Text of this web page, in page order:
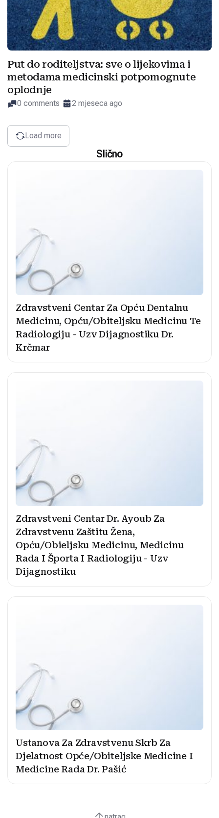
Put do roditeljstva: sve o lijekovima i
metodama medicinski potpomognute
oplodnje
0 comments 2 mjeseca ago
Load more
Slično
Zdravstveni Centar Za Opću Dentalnu
Medicinu, Opću/Obiteljsku Medicinu Te
Radiologiju - Uzv Dijagnostiku Dr.
Krčmar
Zdravstveni Centar Dr. Ayoub Za
Zdravstvenu Zaštitu Žena,
Opću/Obieljsku Medicinu, Medicinu
Rada I Športa I Radiologiju - Uzv
Dijagnostiku
Ustanova Za Zdravstvenu Skrb Za
Djelatnost Opće/Obiteljske Medicine I
Medicine Rada Dr. Pašić